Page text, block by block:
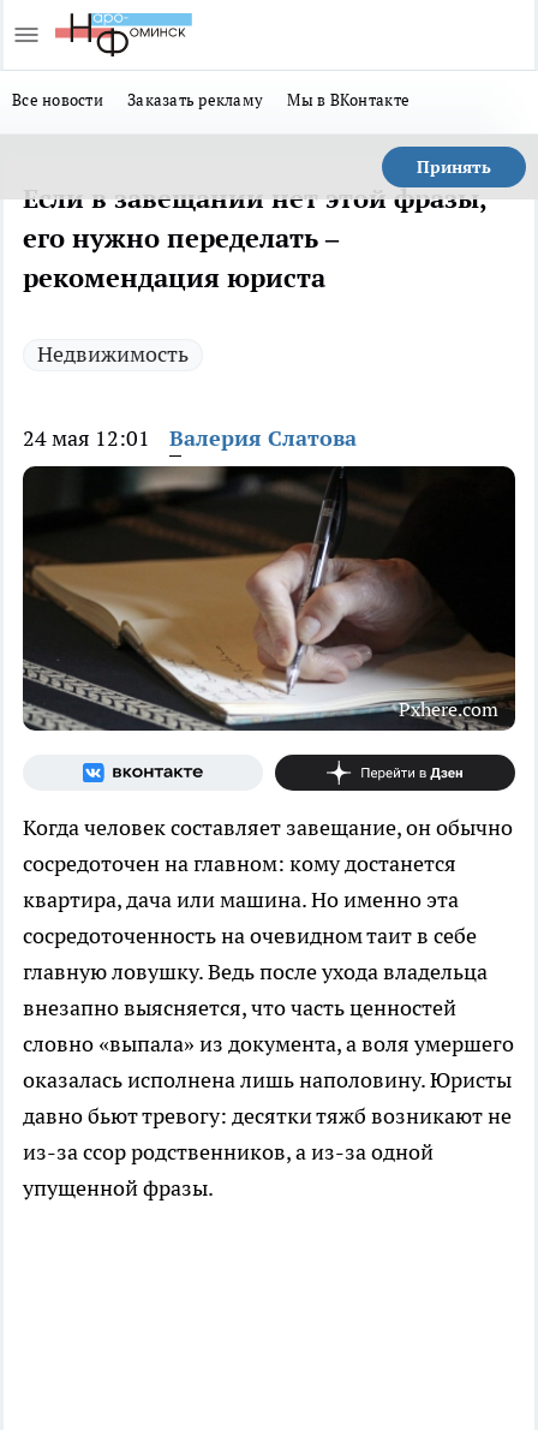
Все новости Заказать рекламу Мы в ВКонтакте
Принять
Если в завещании нет этой фразы,
его нужно переделать –
рекомендация юриста
Недвижимость
24 мая 12:01 Валерия Слатова
Pxhere.com
Когда человек составляет завещание, он обычно
сосредоточен на главном: кому достанется
квартира, дача или машина. Но именно эта
сосредоточенность на очевидном таит в себе
главную ловушку. Ведь после ухода владельца
внезапно выясняется, что часть ценностей
словно «выпала» из документа, а воля умершего
оказалась исполнена лишь наполовину. Юристы
давно бьют тревогу: десятки тяжб возникают не
из-за ссор родственников, а из-за одной
упущенной фразы.